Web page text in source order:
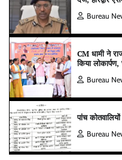
Bureau
CM धामी ने
किया
Bureau
पांच
Bureau